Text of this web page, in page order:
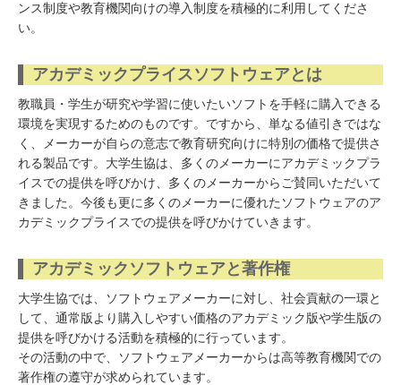
ンス制度や教育機関向けの導入制度を積極的に利用してくださ
い。
アカデミックプライスソフトウェアとは
教職員・学生が研究や学習に使いたいソフトを手軽に購入できる
環境を実現するためのものです。ですから、単なる値引きではな
く、メーカーが自らの意志で教育研究向けに特別の価格で提供さ
れる製品です。大学生協は、多くのメーカーにアカデミックプラ
イスでの提供を呼びかけ、多くのメーカーからご賛同いただいて
きました。今後も更に多くのメーカーに優れたソフトウェアのア
カデミックプライスでの提供を呼びかけていきます。
アカデミックソフトウェアと著作権
大学生協では、ソフトウェアメーカーに対し、社会貢献の一環と
して、通常版より購入しやすい価格のアカデミック版や学生版の
提供を呼びかける活動を積極的に行っています。
その活動の中で、ソフトウェアメーカーからは高等教育機関での
著作権の遵守が求められています。